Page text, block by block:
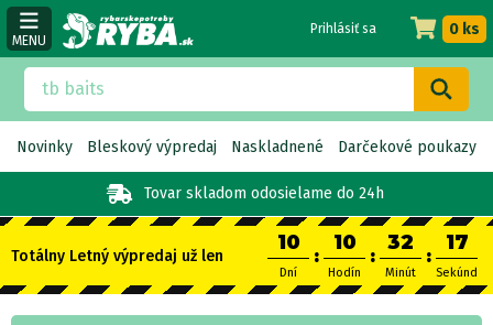
MENU
Tovar skladom odosielame do 24h
Prihlásiť sa 0 ks
Novinky Bleskový výpredaj Naskladnené Darčekové poukazy
Totálny Letný výpredaj už len
10
Dní
:
10
Hodín
:
32
Minút
:
16
Sekúnd